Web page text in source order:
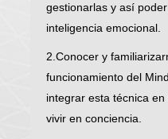
gestionarlas y así
inteligencia emocional.
2.Conocer y
funcionamiento del
integrar esta técnica
vivir en conciencia.